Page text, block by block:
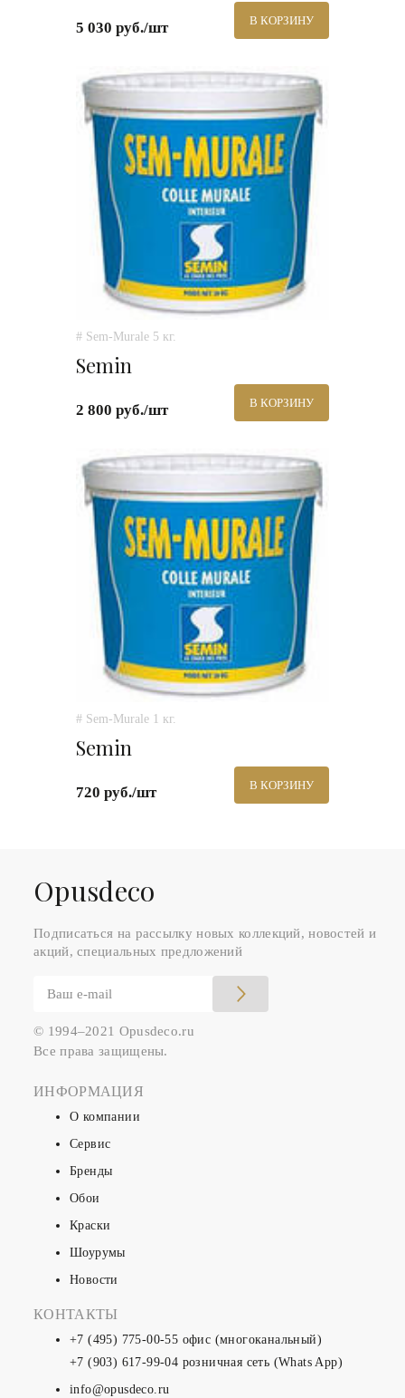
5 030 руб./шт В КОРЗИНУ
# Sem-Murale 5 кг.
Semin
2 800 руб./шт В КОРЗИНУ
# Sem-Murale 1 кг.
Semin
720 руб./шт В КОРЗИНУ
Оpusdeco
Подписаться на рассылку новых коллекций, новостей и
акций, специальных предложений
© 1994–2021 Opusdeco.ru
Все права защищены.
ИНФОРМАЦИЯ
О компании
Сервис
Бренды
Обои
Краски
Шоурумы
Новости
КОНТАКТЫ
+7 (495) 775-00-55 офис (многоканальный)
+7 (903) 617-99-04 розничная сеть (Whats App)
info@opusdeco.ru